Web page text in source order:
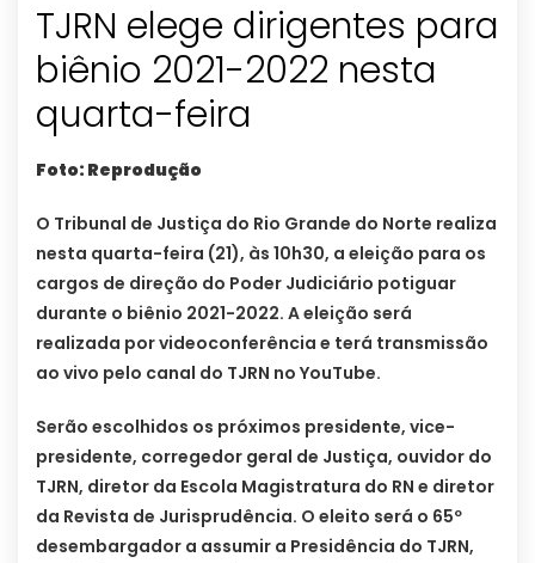
TJRN elege dirigentes para
biênio 2021-2022 nesta
quarta-feira
Foto: Reprodução
O Tribunal de Justiça do Rio Grande do Norte realiza
nesta quarta-feira (21), às 10h30, a eleição para os
cargos de direção do Poder Judiciário potiguar
durante o biênio 2021-2022. A eleição será
realizada por videoconferência e terá transmissão
ao vivo pelo canal do TJRN no YouTube.
Serão escolhidos os próximos presidente, vice-
presidente, corregedor geral de Justiça, ouvidor do
TJRN, diretor da Escola Magistratura do RN e diretor
da Revista de Jurisprudência. O eleito será o 65º
desembargador a assumir a Presidência do TJRN,